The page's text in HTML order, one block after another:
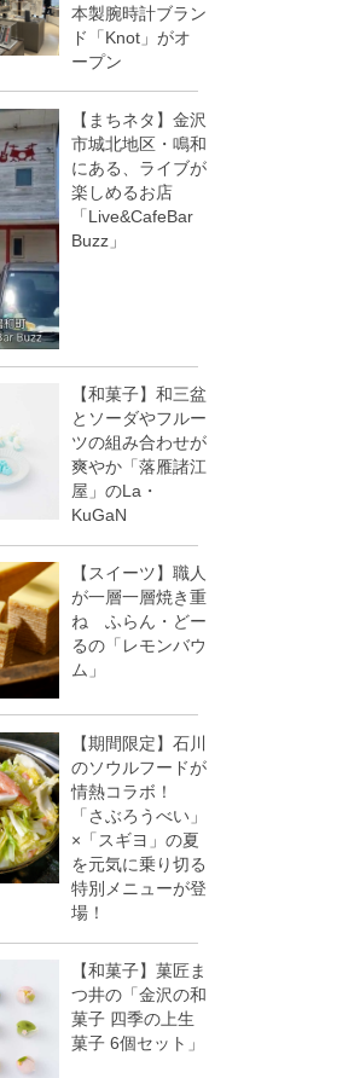
本製腕時計ブラン
ド「Knot」がオ
ープン
【まちネタ】金沢
市城北地区・鳴和
にある、ライブが
楽しめるお店
「Live&CafeBar
Buzz」
【和菓子】和三盆
とソーダやフルー
ツの組み合わせが
爽やか「落雁諸江
屋」のLa・
KuGaN
【スイーツ】職人
が一層一層焼き重
ね ふらん・どー
るの「レモンバウ
ム」
【期間限定】石川
のソウルフードが
情熱コラボ！
「さぶろうべい」
×「スギヨ」の夏
を元気に乗り切る
特別メニューが登
場！
【和菓子】菓匠ま
つ井の「金沢の和
菓子 四季の上生
菓子 6個セット」